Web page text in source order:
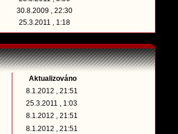
30.8.2009 , 22:30
25.3.2011 , 1:18
Aktualizováno
8.1.2012 , 21:51
25.3.2011 , 1:03
8.1.2012 , 21:51
8.1.2012 , 21:51